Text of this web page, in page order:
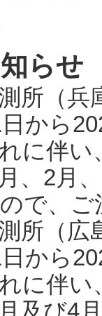
らせ
所（
から
に伴い
、2月
で、
所（
から
に伴い
及び4